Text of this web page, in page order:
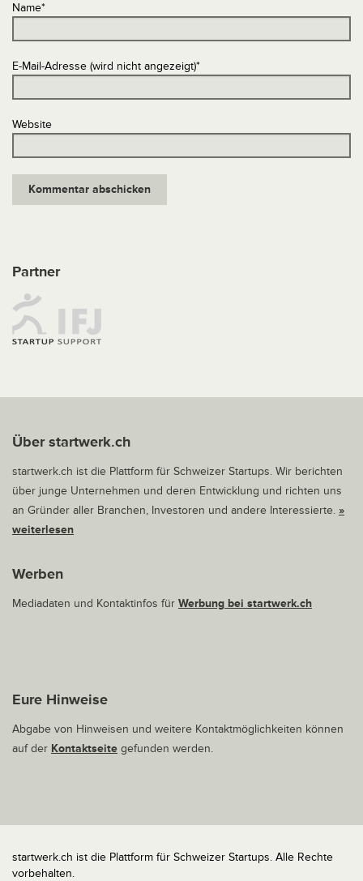
Name*
E-Mail-Adresse (wird nicht angezeigt)*
Website
Partner
Über startwerk.ch
startwerk.ch ist die Plattform für Schweizer Startups. Wir berichten
über junge Unternehmen und deren Entwicklung und richten uns
an Gründer aller Branchen, Investoren und andere Interessierte. »
weiterlesen
Werben
Mediadaten und Kontaktinfos für Werbung bei startwerk.ch
Eure Hinweise
Abgabe von Hinweisen und weitere Kontaktmöglichkeiten können
auf der Kontaktseite gefunden werden.
startwerk.ch ist die Plattform für Schweizer Startups. Alle Rechte
vorbehalten.